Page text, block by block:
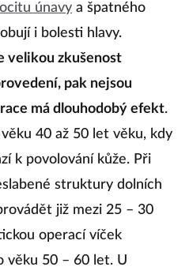
únavy a špatného
i bolesti hlavy.
velikou zkušenost
pak nejsou
má dlouhodobý efekt.
40 až 50 let věku, kdy
k povolování kůže. Při
struktury dolních
již mezi 25 – 30
operací víček
věku 50 – 60 let. U